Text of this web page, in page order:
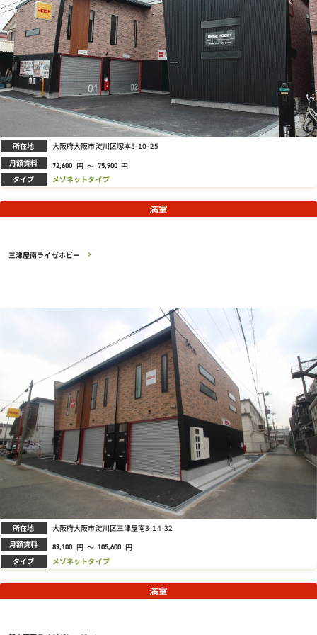
所在地 大阪府大阪市淀川区塚本5-10-25
月額賃料 72,600 円 ～ 75,900 円
タイプ メゾネットタイプ
三津屋南ライゼホビー
満室
所在地 大阪府大阪市淀川区三津屋南3-14-32
月額賃料 89,100 円 ～ 105,600 円
タイプ メゾネットタイプ
満室